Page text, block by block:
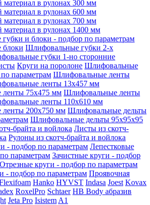
в рулонах 300 мм
в рулонах 600 мм
в рулонах 700 мм
в рулонах 1400 мм
и блоки - подбор по параметрам
Шлифовальные губки 2-х
губки 1-но сторонние
Круги на поролоне Шлифовальные
параметрам Шлифовальные ленты
ленты 13x457 мм
75x475 мм Шлифовальные ленты
ленты 110x610 мм
200x750 мм Шлифовальные дельты
Шлифовальные дельты 95x95x95
брайта и войлока Листы из скотч-
Рулоны из скотч-брайта и войлока
- подбор по параметрам Лепестковые
параметрам Зачистные круги - подбор
Отрезные круги - подбор по параметрам
- подбор по параметрам Проявочная
Hanko HYVST Indasa Joest Kovax
RoxelPro Schtaer HB Body абразив
Jeta Pro Isistem A1